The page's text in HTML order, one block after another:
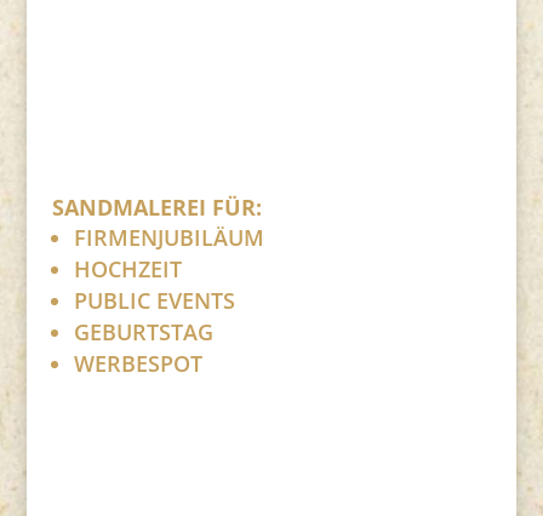
SANDMALEREI FÜR:
FIRMENJUBILÄUM
HOCHZEIT
PUBLIC EVENTS
GEBURTSTAG
WERBESPOT